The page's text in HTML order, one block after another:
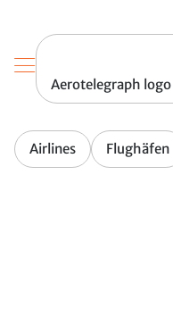
Aerotelegraph logo
Airlines Flughäfen